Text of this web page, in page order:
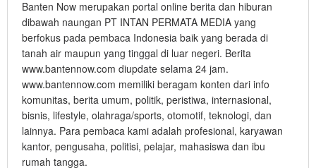
Banten Now merupakan portal online berita dan hiburan
dibawah naungan PT INTAN PERMATA MEDIA yang
berfokus pada pembaca Indonesia baik yang berada di
tanah air maupun yang tinggal di luar negeri. Berita
www.bantennow.com diupdate selama 24 jam.
www.bantennow.com memiliki beragam konten dari info
komunitas, berita umum, politik, peristiwa, internasional,
bisnis, lifestyle, olahraga/sports, otomotif, teknologi, dan
lainnya. Para pembaca kami adalah profesional, karyawan
kantor, pengusaha, politisi, pelajar, mahasiswa dan ibu
rumah tangga.